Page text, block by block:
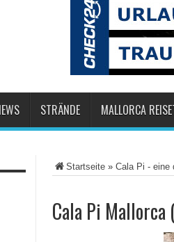
STRÄNDE MALLORCA
Startseite » Cala Pi - eine
Cala Pi Mallorca